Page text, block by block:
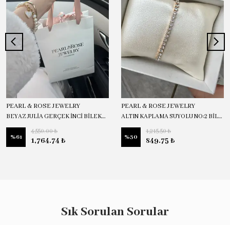
PEARL & ROSE JEWELRY
BEYAZ JULİA GERÇEK İNCİ BİLEKLİK
%61
4,550.00 ₺
1,764.74 ₺
PEARL & ROSE JEWELRY
ALTIN KAPLAMA SUYOLU NO:2 BİLEKLİK
%30
1,215.50 ₺
849.75 ₺
Sık Sorulan Sorular